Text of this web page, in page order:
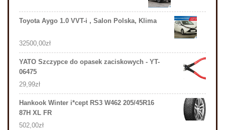
Toyota Aygo 1.0 VVT-i , Salon Polska, Klima
32500,00zł
YATO Szczypce do opasek zaciskowych - YT-
06475
29,99zł
Hankook Winter i*cept RS3 W462 205/45R16
87H XL FR
502,00zł